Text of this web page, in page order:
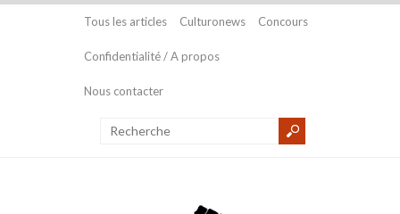
Tous les articles Culturonews Concours
Confidentialité / A propos
Nous contacter